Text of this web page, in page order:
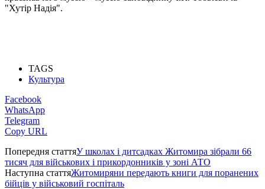
"Хутір Надія".
TAGS
Культура
Facebook
WhatsApp
Telegram
Copy URL
Попередня статтяУ школах і дитсадках Житомира зібрали 66
тисяч для військових і прикордонників у зоні АТО
Наступна статтяЖитомиряни передають книги для поранених
бійців у військовий госпіталь